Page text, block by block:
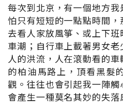
每次到北京，有一個地方
怕只有短短的一點點時間，
去看人家放風箏、或上下
車潮；自行車上載著男女
人的洪流，人在滾動看的
的柏油馬路上，頂看黑髮
觀。往往也會引起我一陣
會產生一種莫名其妙的失